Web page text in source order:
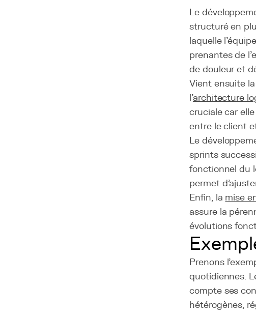
Le
structuré en
laquelle
prenantes de
de douleur et
Vient ensuite
l'architecture
cruciale car
entre le client
Le
sprints
fonctionnel du
permet
Enfin, la mise
assure la
évolutions
Prenons
quotidiennes.
compte ses
hétérogènes,